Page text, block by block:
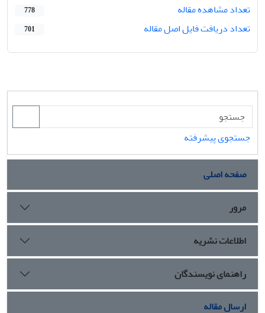
تعداد مشاهده مقاله
778
تعداد دریافت فایل اصل مقاله 701
جستجوی پیشرفته
صفحه اصلی
مرور
اطلاعات نشریه
راهنمای نویسندگان
ارسال مقاله